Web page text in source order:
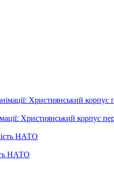
Християнський корпус
НАТО